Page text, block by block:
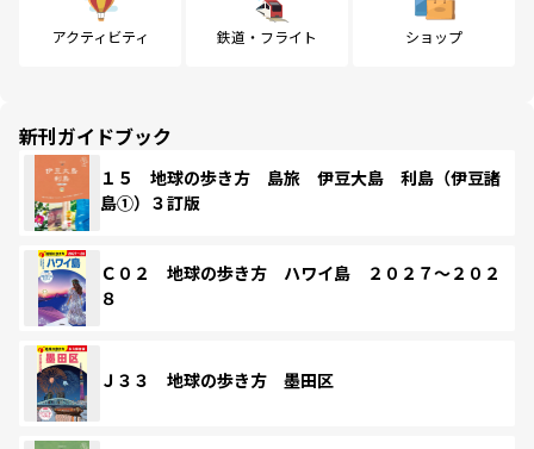
アクティビティ 鉄道・フライト ショップ
新刊ガイドブック
１５ 地球の歩き方 島旅 伊豆大島 利島（伊豆諸
島①）３訂版
Ｃ０２ 地球の歩き方 ハワイ島 ２０２７～２０２
８
Ｊ３３ 地球の歩き方 墨田区